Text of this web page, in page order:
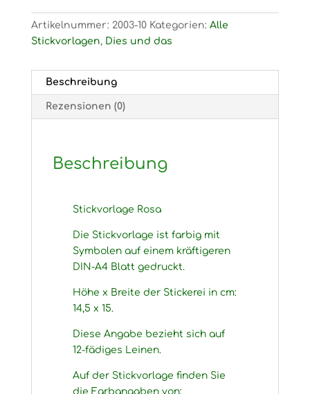
Artikelnummer: 2003-10 Kategorien: Alle
Stickvorlagen, Dies und das
Beschreibung
Rezensionen (0)
Beschreibung
Stickvorlage Rosa
Die Stickvorlage ist farbig mit
Symbolen auf einem kräftigeren
DIN-A4 Blatt gedruckt.
Höhe x Breite der Stickerei in cm:
14,5 x 15.
Diese Angabe bezieht sich auf
12-fädiges Leinen.
Auf der Stickvorlage finden Sie
die Farbangaben von: